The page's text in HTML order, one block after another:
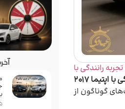
تجربه رانندگی با
اپتیما ۲۰۱۷
گوناگون از
15